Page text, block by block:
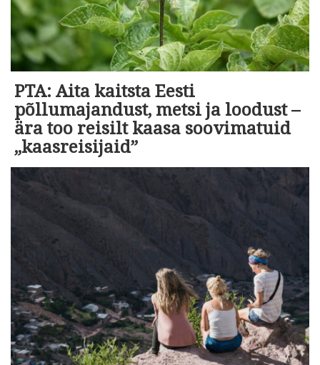
PTA: Aita kaitsta Eesti
põllumajandust, metsi ja loodust –
ära too reisilt kaasa soovimatuid
„kaasreisijaid”